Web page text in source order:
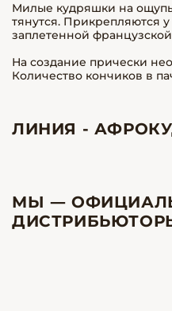
Милые кудряшки на
тянутся. Прикрепляются
заплетенной
На создание прически
Количество кончиков в
ЛИНИЯ -
МЫ —